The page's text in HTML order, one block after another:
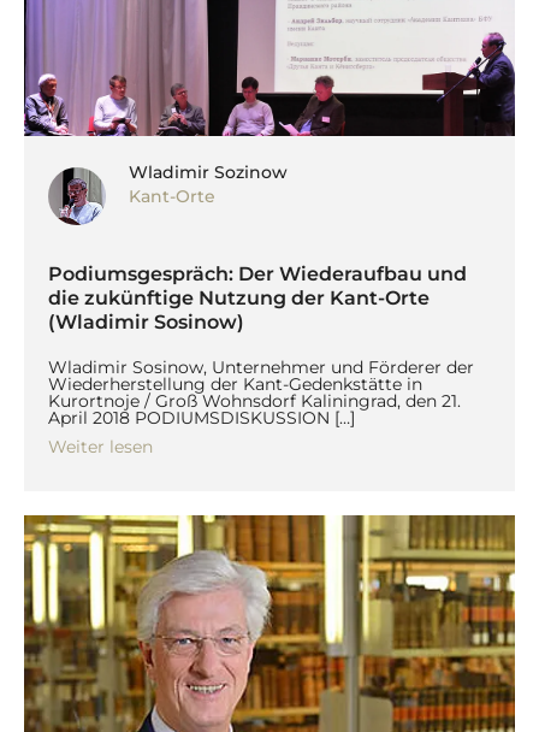
Wladimir Sozinow
Kant-Orte
Podiumsgespräch: Der Wiederaufbau und
die zukünftige Nutzung der Kant-Orte
(Wladimir Sosinow)
Wladimir Sosinow, Unternehmer und Förderer der
Wiederherstellung der Kant-Gedenkstätte in
Kurortnoje / Groß Wohnsdorf Kaliningrad, den 21.
April 2018 PODIUMSDISKUSSION […]
Weiter lesen